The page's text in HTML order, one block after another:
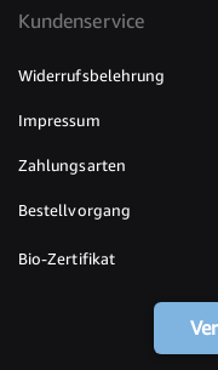
Kundenservice
Widerrufsbelehrung
Impressum
Zahlungsarten
Bestellvorgang
Bio-Zertifikat